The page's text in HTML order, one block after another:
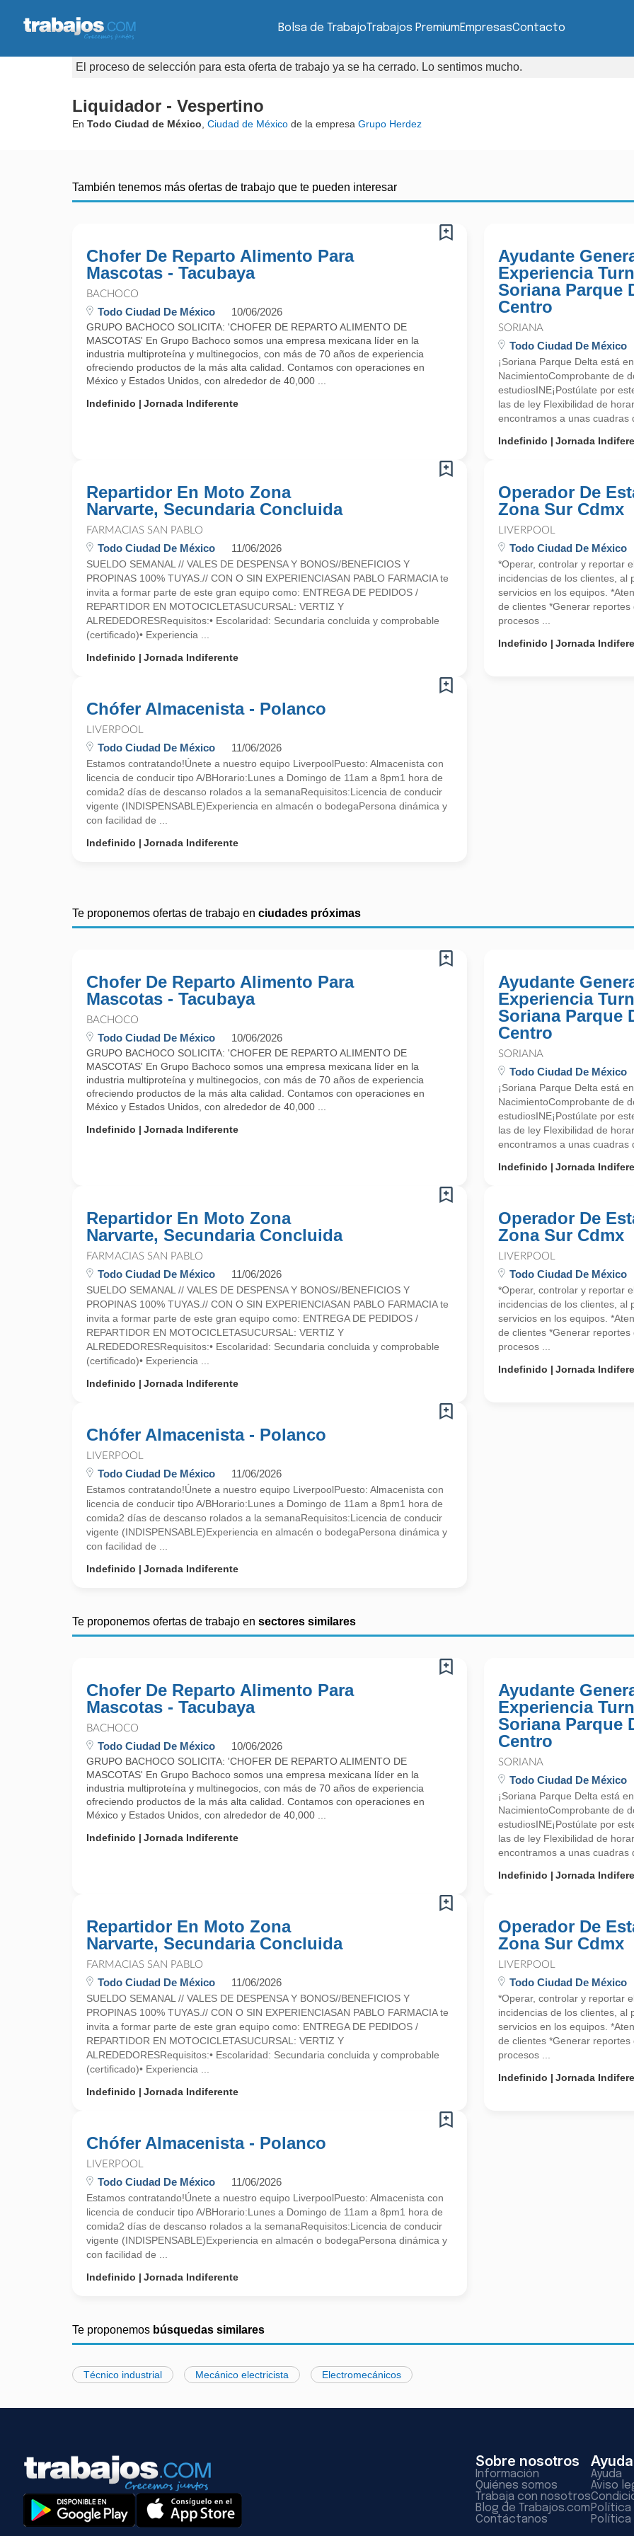
Bolsa de TrabajoTrabajos PremiumEmpresasContacto
El proceso de selección para esta oferta de trabajo ya se ha cerrado. Lo sentimos mucho.
Liquidador - Vespertino
En Todo Ciudad de México Ciudad de México de la empresa Grupo Herdez
También tenemos más ofertas de trabajo que te pueden interesar
Chofer De Reparto Alimento Para
Mascotas - Tacubaya
BACHOCO
Todo Ciudad De México 10/06/2026
GRUPO BACHOCO SOLICITA: 'CHOFER DE REPARTO ALIMENTO DE
MASCOTAS' En Grupo Bachoco somos una empresa mexicana líder en la
industria multiproteína y multinegocios, con más de 70 años de experiencia
ofreciendo productos de la más alta calidad. Contamos con operaciones en
México y Estados Unidos, con alrededor de 40,000 ...
Indefinido
Jornada Indiferente
Ayudante
Experiencia
Soriana Parque
Centro
SORIANA
Todo Ciudad De México
¡Soriana Parque Delta está
NacimientoComprobante de
estudiosINE¡Postúlate por
las de ley Flexibilidad de
encontramos a unas cuadras
Indefinido
Jornada
Repartidor En Moto Zona
Narvarte, Secundaria Concluida
FARMACIAS SAN PABLO
Todo Ciudad De México 11/06/2026
SUELDO SEMANAL // VALES DE DESPENSA Y BONOS//BENEFICIOS Y
PROPINAS 100% TUYAS.// CON O SIN EXPERIENCIASAN PABLO FARMACIA te
invita a formar parte de este gran equipo como: ENTREGA DE PEDIDOS /
REPARTIDOR EN MOTOCICLETASUCURSAL: VERTIZ Y
ALREDEDORESRequisitos:• Escolaridad: Secundaria concluida y comprobable
(certificado)• Experiencia ...
Indefinido
Jornada Indiferente
Operador De
Zona Sur Cdmx
LIVERPOOL
Todo Ciudad De México
*Operar, controlar y reportar
incidencias de los clientes, al
servicios en los equipos.
de clientes *Generar
procesos ...
Indefinido
Jornada
Chófer Almacenista - Polanco
LIVERPOOL
Todo Ciudad De México 11/06/2026
Estamos contratando!Únete a nuestro equipo LiverpoolPuesto: Almacenista con
licencia de conducir tipo A/BHorario:Lunes a Domingo de 11am a 8pm1 hora de
comida2 días de descanso rolados a la semanaRequisitos:Licencia de conducir
vigente (INDISPENSABLE)Experiencia en almacén o bodegaPersona dinámica y
con facilidad de ...
Indefinido
Jornada Indiferente
Te proponemos ofertas de trabajo en ciudades próximas
Chofer De Reparto Alimento Para
Mascotas - Tacubaya
BACHOCO
Todo Ciudad De México 10/06/2026
GRUPO BACHOCO SOLICITA: 'CHOFER DE REPARTO ALIMENTO DE
MASCOTAS' En Grupo Bachoco somos una empresa mexicana líder en la
industria multiproteína y multinegocios, con más de 70 años de experiencia
ofreciendo productos de la más alta calidad. Contamos con operaciones en
México y Estados Unidos, con alrededor de 40,000 ...
Indefinido
Jornada Indiferente
Ayudante
Experiencia
Soriana Parque
Centro
SORIANA
Todo Ciudad De México
¡Soriana Parque Delta está
NacimientoComprobante de
estudiosINE¡Postúlate por
las de ley Flexibilidad de
encontramos a unas cuadras
Indefinido
Jornada
Repartidor En Moto Zona
Narvarte, Secundaria Concluida
FARMACIAS SAN PABLO
Todo Ciudad De México 11/06/2026
SUELDO SEMANAL // VALES DE DESPENSA Y BONOS//BENEFICIOS Y
PROPINAS 100% TUYAS.// CON O SIN EXPERIENCIASAN PABLO FARMACIA te
invita a formar parte de este gran equipo como: ENTREGA DE PEDIDOS /
REPARTIDOR EN MOTOCICLETASUCURSAL: VERTIZ Y
ALREDEDORESRequisitos:• Escolaridad: Secundaria concluida y comprobable
(certificado)• Experiencia ...
Indefinido
Jornada Indiferente
Operador De
Zona Sur Cdmx
LIVERPOOL
Todo Ciudad De México
*Operar, controlar y reportar
incidencias de los clientes, al
servicios en los equipos.
de clientes *Generar
procesos ...
Indefinido
Jornada
Chófer Almacenista - Polanco
LIVERPOOL
Todo Ciudad De México 11/06/2026
Estamos contratando!Únete a nuestro equipo LiverpoolPuesto: Almacenista con
licencia de conducir tipo A/BHorario:Lunes a Domingo de 11am a 8pm1 hora de
comida2 días de descanso rolados a la semanaRequisitos:Licencia de conducir
vigente (INDISPENSABLE)Experiencia en almacén o bodegaPersona dinámica y
con facilidad de ...
Indefinido
Jornada Indiferente
Te proponemos ofertas de trabajo en sectores similares
Chofer De Reparto Alimento Para
Mascotas - Tacubaya
BACHOCO
Todo Ciudad De México 10/06/2026
GRUPO BACHOCO SOLICITA: 'CHOFER DE REPARTO ALIMENTO DE
MASCOTAS' En Grupo Bachoco somos una empresa mexicana líder en la
industria multiproteína y multinegocios, con más de 70 años de experiencia
ofreciendo productos de la más alta calidad. Contamos con operaciones en
México y Estados Unidos, con alrededor de 40,000 ...
Indefinido
Jornada Indiferente
Ayudante
Experiencia
Soriana Parque
Centro
SORIANA
Todo Ciudad De México
¡Soriana Parque Delta está
NacimientoComprobante de
estudiosINE¡Postúlate por
las de ley Flexibilidad de
encontramos a unas cuadras
Indefinido
Jornada
Repartidor En Moto Zona
Narvarte, Secundaria Concluida
FARMACIAS SAN PABLO
Todo Ciudad De México 11/06/2026
SUELDO SEMANAL // VALES DE DESPENSA Y BONOS//BENEFICIOS Y
PROPINAS 100% TUYAS.// CON O SIN EXPERIENCIASAN PABLO FARMACIA te
invita a formar parte de este gran equipo como: ENTREGA DE PEDIDOS /
REPARTIDOR EN MOTOCICLETASUCURSAL: VERTIZ Y
ALREDEDORESRequisitos:• Escolaridad: Secundaria concluida y comprobable
(certificado)• Experiencia ...
Indefinido
Jornada Indiferente
Operador De
Zona Sur Cdmx
LIVERPOOL
Todo Ciudad De México
*Operar, controlar y reportar
incidencias de los clientes, al
servicios en los equipos.
de clientes *Generar
procesos ...
Indefinido
Jornada
Chófer Almacenista - Polanco
LIVERPOOL
Todo Ciudad De México 11/06/2026
Estamos contratando!Únete a nuestro equipo LiverpoolPuesto: Almacenista con
licencia de conducir tipo A/BHorario:Lunes a Domingo de 11am a 8pm1 hora de
comida2 días de descanso rolados a la semanaRequisitos:Licencia de conducir
vigente (INDISPENSABLE)Experiencia en almacén o bodegaPersona dinámica y
con facilidad de ...
Indefinido
Jornada Indiferente
Te proponemos búsquedas similares
Técnico industrial Mecánico electricista Electromecánicos
Sobre nosotros
Información
Quiénes somos
Trabaja con nosotros
Blog de Trabajos.com
Contáctanos
Ayuda
Ayuda
Aviso